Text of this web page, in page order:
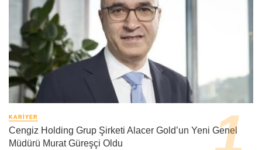
KARIYER
Cengiz Holding Grup Şirketi Alacer Gold’un Yeni Genel
Müdürü Murat Güreşçi Oldu